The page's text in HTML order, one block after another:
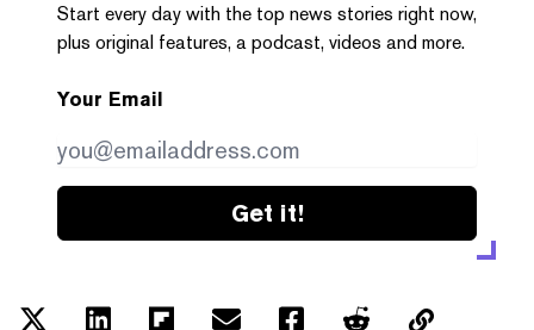
Start every day with the top news stories right now,
plus original features, a podcast, videos and more.
Your Email
Get it!